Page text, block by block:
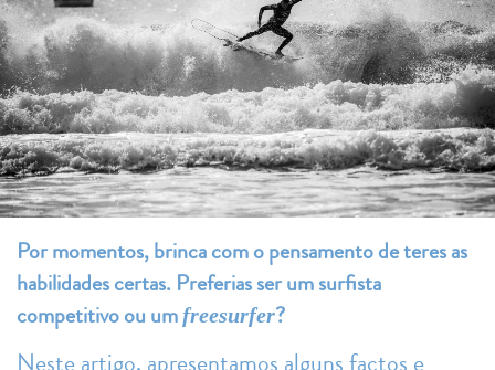
Por momentos, brinca com o pensamento de teres as
habilidades certas. Preferias ser um surfista
competitivo ou umfreesurfer?